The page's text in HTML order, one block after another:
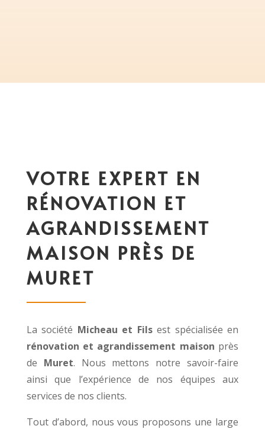
VOTRE EXPERT EN
RÉNOVATION ET
AGRANDISSEMENT
MAISON PRÈS DE
MURET
La société Micheau et Filsest spécialisée en
rénovation et agrandissement maison près
de Muret. Nous mettons notre savoir-faire
ainsi que l’expérience de nos équipes aux
services de nos clients.
Tout d’abord, nous vous proposons une large